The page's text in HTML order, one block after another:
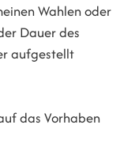
Wahlen oder
Dauer des
aufgestellt
das Vorhaben